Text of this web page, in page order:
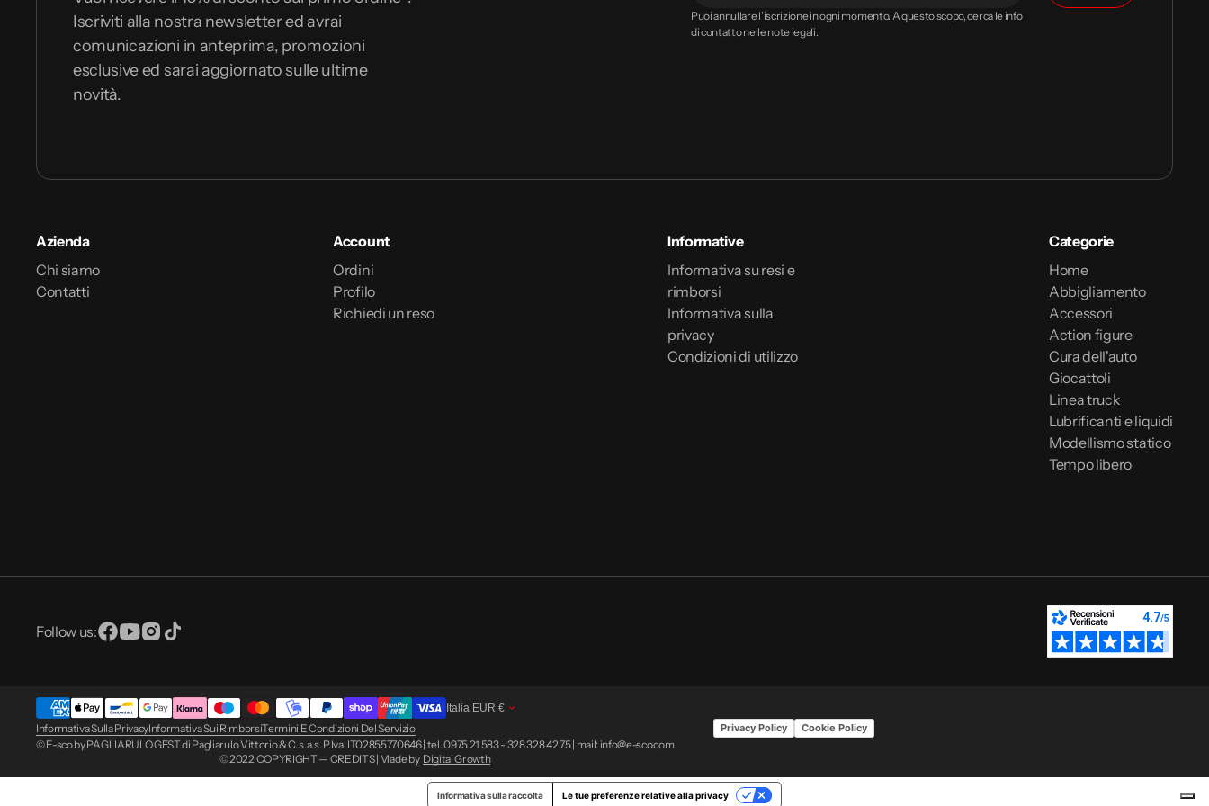
Iscriviti alla nostra newsletter ed avrai
comunicazioni in anteprima, promozioni
esclusive ed sarai aggiornato sulle ultime
novità.
Il
tuo
Puoi annullare l'iscrizione in ogni momento. A questo scopo, cerca le info
di contatto nelle note legali.
Azienda
Chi siamo
Contatti
Account
Ordini
Profilo
Richiedi un reso
Informative
Informativa su resi e
rimborsi
Informativa sulla
privacy
Condizioni di utilizzo
Categorie
Home
Abbigliamento
Accessori
Action figure
Cura dell'auto
Giocattoli
Linea truck
Lubrificanti e liquidi
Modellismo statico
Tempo libero
Follow us:
Facebook
YouTube
Instagram
TikTok
Italia EUR €
Informativa Sulla PrivacyInformativa Sui RimborsiTermini E Condizioni Del Servizio Privacy Policy Cookie Policy
© E-sco by PAGLIARULO GEST di Pagliarulo Vittorio & C. s.a.s. P.Iva: IT02855770646 | tel. 0975 21 583 - 328 328 42 75 | mail: info@e-sco.com
© 2022 COPYRIGHT — CREDITS | Made by Digital Growth
Informativa sulla raccolta Le tue preferenze relative alla privacy